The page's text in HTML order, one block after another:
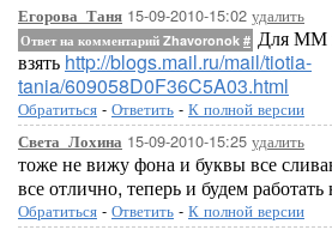
Егорова_Таня 15-09-2010-15:02 удалить
Ответ на комментарий Zhavoronok # Для ММ
взять http://blogs.mail.ru/mail/tiotia-
tania/609058D0F36C5A03.html
Обратиться - Ответить - К полной версии
Света_Лохина 15-09-2010-15:25 удалить
тоже не вижу фона и буквы все
все отлично, теперь и будем
Обратиться - Ответить - К полной версии